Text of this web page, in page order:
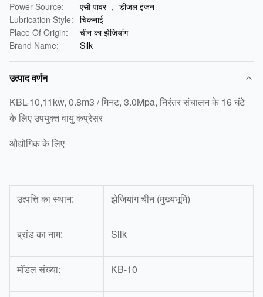
Power Source:
एसी पावर ， डीजल इंजन
Lubrication Style: चिकनाई
Place Of Origin:
चीन का झेजियांग
Brand Name:
Silk
उत्पाद वर्णन
KBL-10,11kw, 0.8m3 / मिनट, 3.0Mpa, निरंतर संचालन के 16 घंटे
के लिए उपयुक्त वायु कंप्रेसर
औद्योगिक के लिए
उत्पत्ति का स्थान: झेजियांग चीन (मुख्यभूमि)
ब्रांड का नाम: Silk
मॉडल संख्या: KB-10